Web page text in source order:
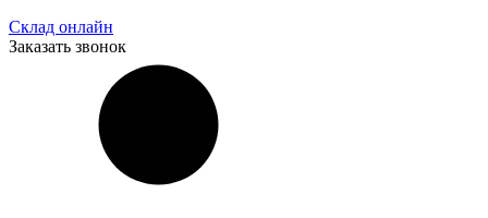
Склад онлайн
Заказать звонок